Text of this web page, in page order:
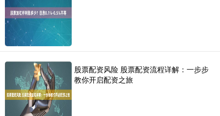
股票配资风险 股票配资流程详解：一步步
教你开启配资之旅